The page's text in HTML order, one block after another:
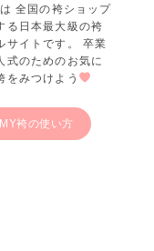
全国の袴ショップ
る日本最大級の袴
サイトです。 卒業
式のためのお気に
をみつけよう
MY袴の使い方